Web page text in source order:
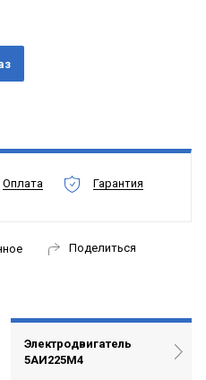
Оплата Гарантия
Поделиться
Электродвигатель
5АИ225М4